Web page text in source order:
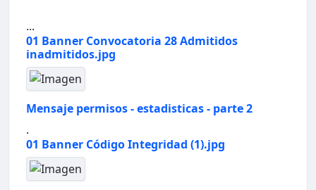
...
01 Banner Convocatoria 28 Admitidos
inadmitidos.jpg
Mensaje permisos - estadisticas - parte 2
.
01 Banner Código Integridad (1).jpg